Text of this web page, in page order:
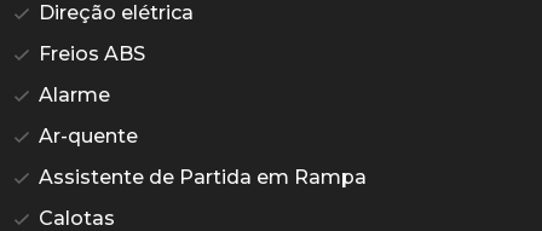
Direção elétrica
Freios ABS
Alarme
Ar-quente
Assistente de Partida em Rampa
Calotas